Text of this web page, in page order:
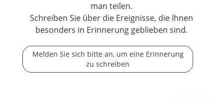
man teilen.
Schreiben Sie über die Ereignisse, die Ihnen
besonders in Erinnerung geblieben sind.
Melden Sie sich bitte an, um eine Erinnerung
zu schreiben